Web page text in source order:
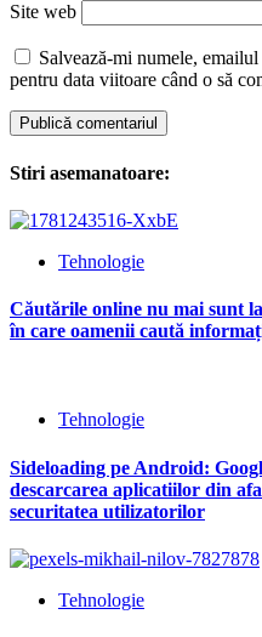
Site web
Salvează-mi numele,
pentru data viitoare când o să
Stiri asemanatoare:
Tehnologie
Căutările online nu mai sunt
în care oamenii caută
Tehnologie
Sideloading pe Android:
descarcarea aplicatiilor din
securitatea utilizatorilor
Tehnologie